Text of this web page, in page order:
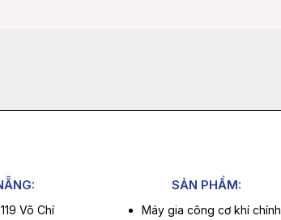
119 Võ Chí
SẢN PHẨM:
Máy gia công cơ khí chính